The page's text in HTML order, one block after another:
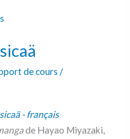
de cours /
de Hayao Miyazaki,